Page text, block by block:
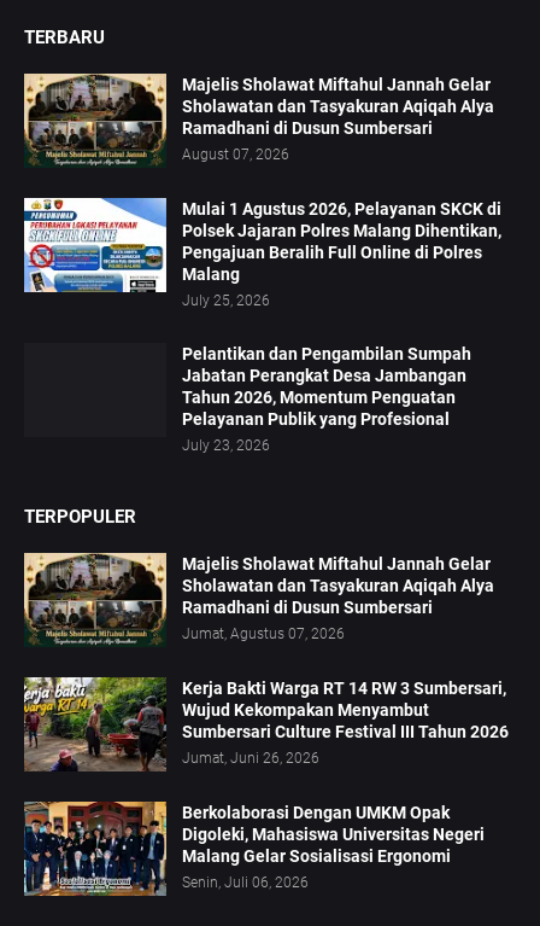
TERBARU
Majelis Sholawat Miftahul Jannah Gelar
Sholawatan dan Tasyakuran Aqiqah Alya
Ramadhani di Dusun Sumbersari
August 07, 2026
Mulai 1 Agustus 2026, Pelayanan SKCK di
Polsek Jajaran Polres Malang Dihentikan,
Pengajuan Beralih Full Online di Polres
Malang
July 25, 2026
Pelantikan dan Pengambilan Sumpah
Jabatan Perangkat Desa Jambangan
Tahun 2026, Momentum Penguatan
Pelayanan Publik yang Profesional
July 23, 2026
TERPOPULER
Majelis Sholawat Miftahul Jannah Gelar
Sholawatan dan Tasyakuran Aqiqah Alya
Ramadhani di Dusun Sumbersari
Jumat, Agustus 07, 2026
Kerja Bakti Warga RT 14 RW 3 Sumbersari,
Wujud Kekompakan Menyambut
Sumbersari Culture Festival III Tahun 2026
Jumat, Juni 26, 2026
Berkolaborasi Dengan UMKM Opak
Digoleki, Mahasiswa Universitas Negeri
Malang Gelar Sosialisasi Ergonomi
Senin, Juli 06, 2026